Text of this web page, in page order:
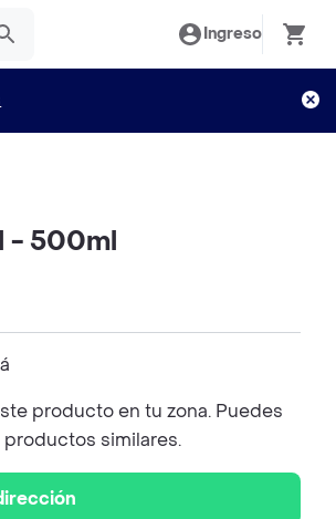
Ingreso
- 500ml
producto en tu zona. Puedes
similares.